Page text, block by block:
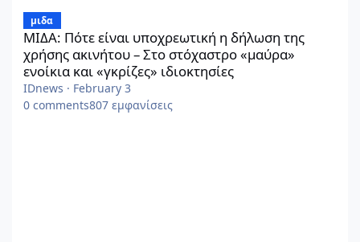
ΜΙΔΑ: Πότε είναι υποχρεωτική η δήλωση της χρήσης ακινήτου
μιδα
ΜΙΔΑ: Πότε είναι υποχρεωτική η δήλωση της
χρήσης ακινήτου – Στο στόχαστρο «μαύρα»
ενοίκια και «γκρίζες» ιδιοκτησίες
IDnews · February 3
0 comments807 εμφανίσεις